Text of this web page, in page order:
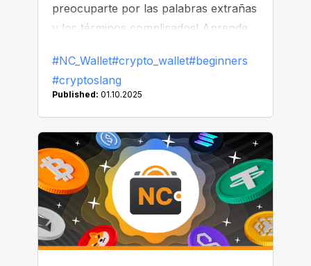
preocuparte por las palabras extrañas
y los términos complicados! Aprende
#NC_Wallet#crypto_wallet#beginners
#cryptoslang
Published: 01.10.2025